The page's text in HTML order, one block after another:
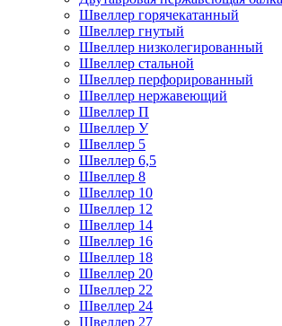
Швеллер горячекатанный
Швеллер гнутый
Швеллер низколегированный
Швеллер стальной
Швеллер перфорированный
Швеллер нержавеющий
Швеллер П
Швеллер У
Швеллер 5
Швеллер 6,5
Швеллер 8
Швеллер 10
Швеллер 12
Швеллер 14
Швеллер 16
Швеллер 18
Швеллер 20
Швеллер 22
Швеллер 24
Швеллер 27